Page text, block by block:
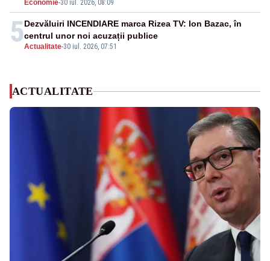
Economie-30 iul. 2026, 08:09
5Actualitate-30 iul. 2026, 07:51
Dezvăluiri INCENDIARE marca Rizea TV: Ion Bazac, în
centrul unor noi acuzații publice
ACTUALITATE